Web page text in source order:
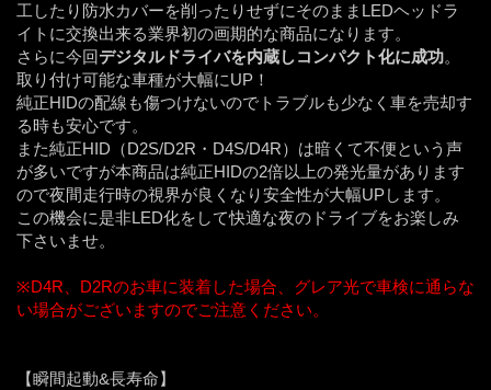
工したり防水カバーを削ったりせずにそのままLEDヘッドラ
イトに交換出来る業界初の画期的な商品になります。
さらに今回デジタルドライバを内蔵しコンパクト化に成功。
取り付け可能な車種が大幅にUP！
純正HIDの配線も傷つけないのでトラブルも少なく車を売却す
る時も安心です。
また純正HID（D2S/D2R・D4S/D4R）は暗くて不便という声
が多いですが本商品は純正HIDの2倍以上の発光量があります
ので夜間走行時の視界が良くなり安全性が大幅UPします。
この機会に是非LED化をして快適な夜のドライブをお楽しみ
下さいませ。
※D4R、D2Rのお車に装着した場合、グレア光で車検に通らな
い場合がございますのでご注意ください。
【瞬間起動&長寿命】